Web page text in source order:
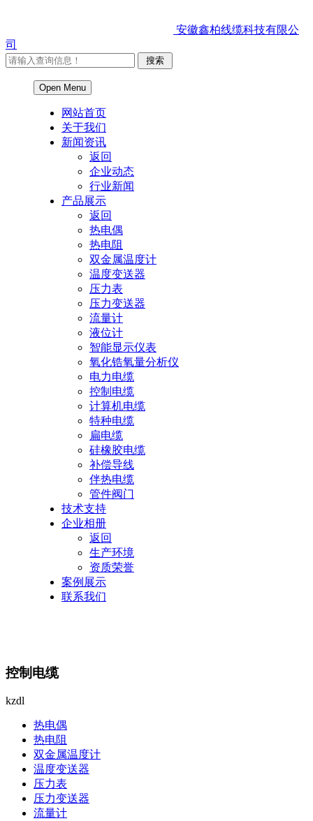
安徽鑫柏线缆科技有限公
司
Open Menu
网站首页
关于我们
新闻资讯
返回
企业动态
行业新闻
产品展示
返回
热电偶
热电阻
双金属温度计
温度变送器
压力表
压力变送器
流量计
液位计
智能显示仪表
氧化锆氧量分析仪
电力电缆
控制电缆
计算机电缆
特种电缆
扁电缆
硅橡胶电缆
补偿导线
伴热电缆
管件阀门
技术支持
企业相册
返回
生产环境
资质荣誉
案例展示
联系我们
控制电缆
kzdl
热电偶
热电阻
双金属温度计
温度变送器
压力表
压力变送器
流量计